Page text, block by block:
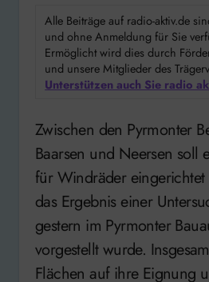
Alle Beiträge auf radio-aktiv.de
und ohne Anmeldung für Sie
Ermöglicht wird dies durch
und unsere Mitglieder des
Unterstützen auch Sie radio
Zwischen den Pyrmonter Bergdörfern
Baarsen und Neersen soll
für Windräder eingerichtet
das Ergebnis einer
gestern im Pyrmonter
vorgestellt wurde.
Flächen auf ihre Eignung